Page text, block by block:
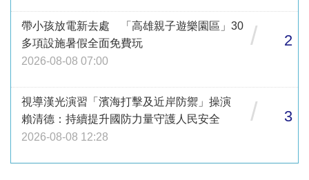
帶小孩放電新去處 「高雄親子遊樂園區」30
多項設施暑假全面免費玩
2026-08-08 07:00
/ 2
視導漢光演習「濱海打擊及近岸防禦」操演
賴清德：持續提升國防力量守護人民安全
2026-08-08 12:28
/ 3